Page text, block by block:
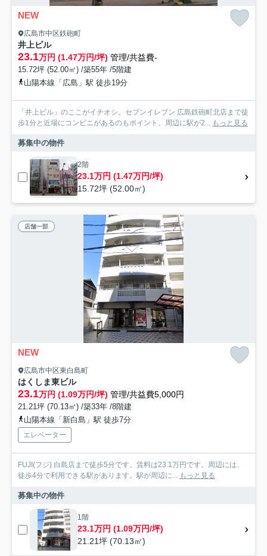
NEW
広島市中区鉄砲町
井上ビル
23.1万円 (1.47万円/坪) 管理/共益費-
15.72坪 (52.00㎡) /築55年 /5階建
山陽本線「広島」駅 徒歩19分
「井上ビル」のここがイチオシ。セブンイレブン 広島鉄砲町北店まで徒
歩1分と近場にコンビニがあるのもポイント。周辺に駅が2... もっと見る
募集中の物件
2階
23.1万円 (1.47万円/坪)
15.72坪 (52.00㎡)
店舗一部
NEW
広島市中区東白島町
はくしま東ビル
23.1万円 (1.09万円/坪) 管理/共益費5,000円
21.21坪 (70.13㎡) /築33年 /8階建
山陽本線「新白島」駅 徒歩7分
エレベーター
FUJI(フジ) 白島店まで徒歩5分です。賃料は23.1万円です。周辺には、
徒歩4分で利用できる駅があります。駅が周辺に... もっと見る
募集中の物件
1階
23.1万円 (1.09万円/坪)
21.21坪 (70.13㎡)